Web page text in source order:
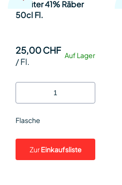
Chrüter 41% Räber
50cl Fl.
Auf Lager
25,00 CHF
/Fl.
Flasche
ZurEinkaufsliste